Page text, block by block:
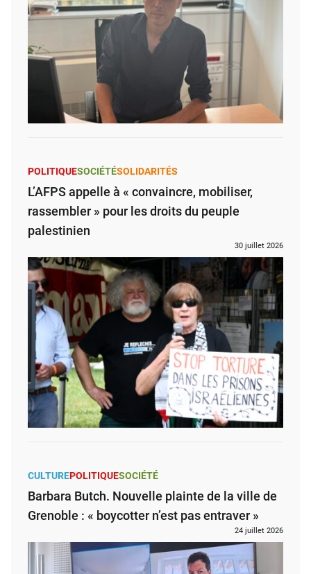
POLITIQUESOCIÉTÉSOLIDARITÉS
L’AFPS appelle à « convaincre, mobiliser,
rassembler » pour les droits du peuple
palestinien
30 juillet 2026
CULTUREPOLITIQUESOCIÉTÉ
Barbara Butch. Nouvelle plainte de la ville de
Grenoble : « boycotter n’est pas entraver »
24 juillet 2026